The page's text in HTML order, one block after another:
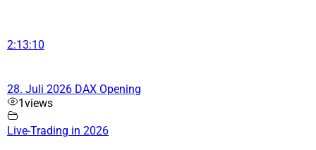
2:13:10
28. Juli 2026 DAX Opening
1views
Live-Trading in 2026